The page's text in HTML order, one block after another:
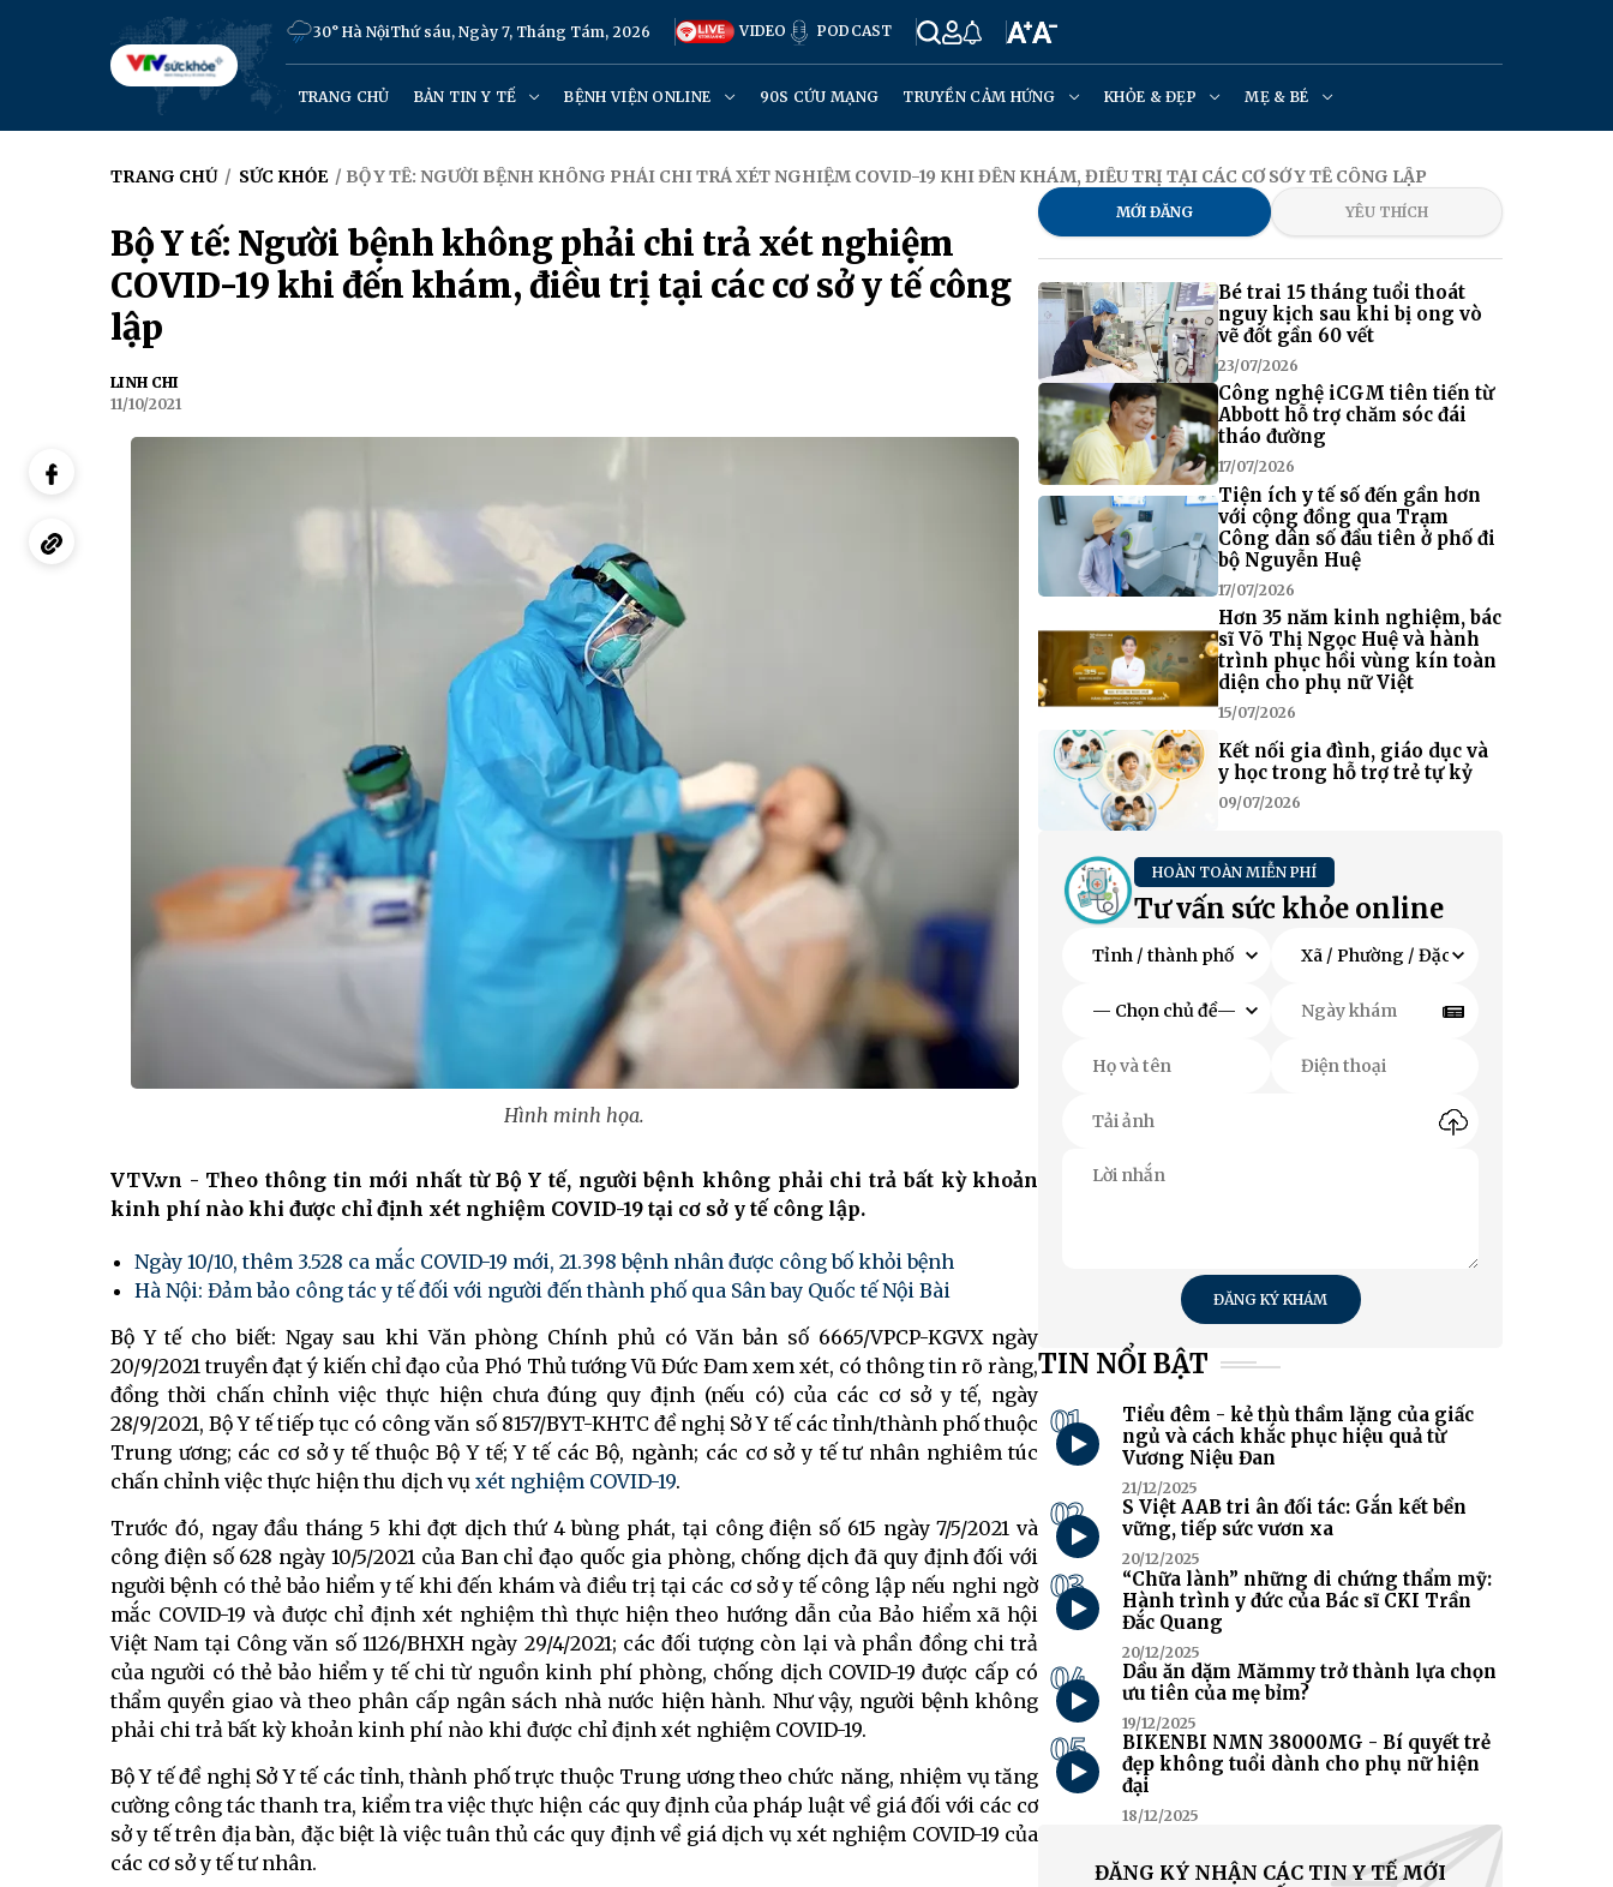
30° Hà NộiThứ sáu, Ngày 7, Tháng Tám, 2026 VIDEO PODCAST
TRANG CHỦ BẢN TIN Y TẾ BỆNH VIỆN ONLINE 90S CỨU MẠNG TRUYỀN CẢM HỨNG KHỎE & ĐẸP MẸ & BÉ
TRANG CHỦ / SỨC KHỎE / BỘ Y TẾ: NGƯỜI BỆNH KHÔNG PHẢI CHI TRẢ XÉT NGHIỆM COVID-19 KHI ĐẾN KHÁM, ĐIỀU TRỊ TẠI CÁC CƠ SỞ Y TẾ CÔNG LẬP
Bộ Y tế: Người bệnh không phải chi trả xét nghiệm
COVID-19 khi đến khám, điều trị tại các cơ sở y tế công
lập
LINH CHI
11/10/2021
Hình minh họa.
VTV.vn - Theo thông tin mới nhất từ Bộ Y tế, người bệnh không phải chi trả bất kỳ khoản
kinh phí nào khi được chỉ định xét nghiệm COVID-19 tại cơ sở y tế công lập.
Ngày 10/10, thêm 3.528 ca mắc COVID-19 mới, 21.398 bệnh nhân được công bố khỏi bệnh
Hà Nội: Đảm bảo công tác y tế đối với người đến thành phố qua Sân bay Quốc tế Nội Bài
Bộ Y tế cho biết: Ngay sau khi Văn phòng Chính phủ có Văn bản số 6665/VPCP-KGVX ngày
20/9/2021 truyền đạt ý kiến chỉ đạo của Phó Thủ tướng Vũ Đức Đam xem xét, có thông tin rõ ràng,
đồng thời chấn chỉnh việc thực hiện chưa đúng quy định (nếu có) của các cơ sở y tế, ngày
28/9/2021, Bộ Y tế tiếp tục có công văn số 8157/BYT-KHTC đề nghị Sở Y tế các tỉnh/thành phố thuộc
Trung ương; các cơ sở y tế thuộc Bộ Y tế; Y tế các Bộ, ngành; các cơ sở y tế tư nhân nghiêm túc
chấn chỉnh việc thực hiện thu dịch vụ xét nghiệm COVID-19.
Trước đó, ngay đầu tháng 5 khi đợt dịch thứ 4 bùng phát, tại công điện số 615 ngày 7/5/2021 và
công điện số 628 ngày 10/5/2021 của Ban chỉ đạo quốc gia phòng, chống dịch đã quy định đối với
người bệnh có thẻ bảo hiểm y tế khi đến khám và điều trị tại các cơ sở y tế công lập nếu nghi ngờ
mắc COVID-19 và được chỉ định xét nghiệm thì thực hiện theo hướng dẫn của Bảo hiểm xã hội
Việt Nam tại Công văn số 1126/BHXH ngày 29/4/2021; các đối tượng còn lại và phần đồng chi trả
của người có thẻ bảo hiểm y tế chi từ nguồn kinh phí phòng, chống dịch COVID-19 được cấp có
thẩm quyền giao và theo phân cấp ngân sách nhà nước hiện hành. Như vậy, người bệnh không
phải chi trả bất kỳ khoản kinh phí nào khi được chỉ định xét nghiệm COVID-19.
Bộ Y tế đề nghị Sở Y tế các tỉnh, thành phố trực thuộc Trung ương theo chức năng, nhiệm vụ tăng
cường công tác thanh tra, kiểm tra việc thực hiện các quy định của pháp luật về giá đối với các cơ
sở y tế trên địa bàn, đặc biệt là việc tuân thủ các quy định về giá dịch vụ xét nghiệm COVID-19 của
các cơ sở y tế tư nhân.
MỚI ĐĂNG YÊU THÍCH
Bé trai 15 tháng tuổi thoát
nguy kịch sau khi bị ong vò
vẽ đốt gần 60 vết
23/07/2026
Công nghệ iCGM tiên tiến từ
Abbott hỗ trợ chăm sóc đái
tháo đường
17/07/2026
Tiện ích y tế số đến gần hơn
với cộng đồng qua Trạm
Công dân số đầu tiên ở phố đi
bộ Nguyễn Huệ
17/07/2026
Hơn 35 năm kinh nghiệm, bác
sĩ Võ Thị Ngọc Huệ và hành
trình phục hồi vùng kín toàn
diện cho phụ nữ Việt
15/07/2026
Kết nối gia đình, giáo dục và
y học trong hỗ trợ trẻ tự kỷ
09/07/2026
HOÀN TOÀN MIỄN PHÍ
Tư vấn sức khỏe online
ĐĂNG KÝ KHÁM
TIN NỔI BẬT
01
Tiểu đêm - kẻ thù thầm lặng của giấc
ngủ và cách khắc phục hiệu quả từ
Vương Niệu Đan
21/12/2025
02
S Việt AAB tri ân đối tác: Gắn kết bền
vững, tiếp sức vươn xa
20/12/2025
03
“Chữa lành” những di chứng thẩm mỹ:
Hành trình y đức của Bác sĩ CKI Trần
Đắc Quang
20/12/2025
04
Dầu ăn dặm Mămmy trở thành lựa chọn
ưu tiên của mẹ bỉm?
19/12/2025
05
BIKENBI NMN 38000MG - Bí quyết trẻ
đẹp không tuổi dành cho phụ nữ hiện
đại
18/12/2025
ĐĂNG KÝ NHẬN CÁC TIN Y TẾ MỚI